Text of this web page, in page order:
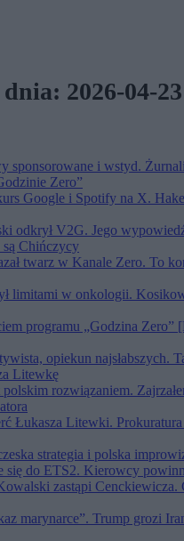
2026-04-23
sponsorowane i wstyd.
Zero”
Google i Spotify na X.
odkrył V2G. Jego
Chińczycy
twarz w Kanale Zero. To
limitami w onkologii.
programu „Godzina Zero”
opiekun najsłabszych.
Litewkę
rozwiązaniem.
Łukasza Litewki.
strategia i polska
się do ETS2. Kierowcy
zastąpi Cenckiewicza.
marynarce”. Trump grozi